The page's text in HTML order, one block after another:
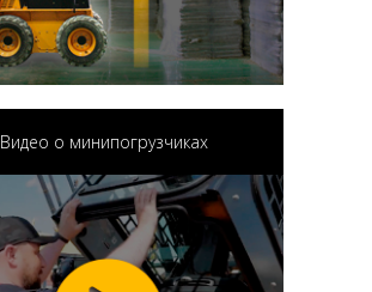
Видео о минипогрузчиках